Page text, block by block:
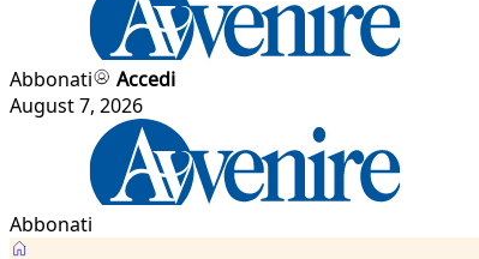
Abbonati
Accedi
August 7, 2026
Abbonati